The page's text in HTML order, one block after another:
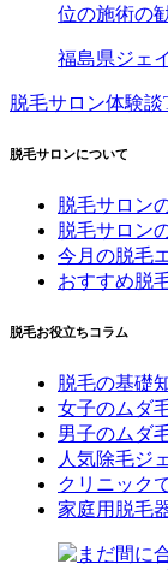
位の施術の
福島県ジェ
脱毛サロン体験談
脱毛サロンについて
脱毛サロン
脱毛サロン
今月の脱毛
おすすめ脱
脱毛お役立ちコラム
脱毛の基礎
女子のムダ
男子のムダ
人気除毛ジ
クリニック
家庭用脱毛